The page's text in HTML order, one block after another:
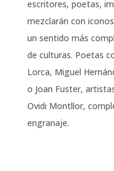
escritores, poetas,
mezclarán con
un sentido más
de culturas. Poetas
Lorca, Miguel
o Joan Fuster,
Ovidi Montllor,
engranaje.